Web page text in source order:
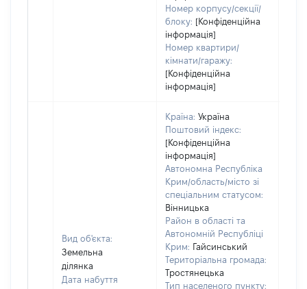
Номер корпусу/секції/
блоку: [Конфіденційна
інформація]
Номер квартири/
кімнати/гаражу:
[Конфіденційна
інформація]
Вид об'єкта:
Земельна
ділянка
Дата набуття
Країна: Україна
Поштовий індекс:
[Конфіденційна
інформація]
Автономна Республіка
Крим/область/місто зі
спеціальним статусом:
Вінницька
Район в області та
Автономній Республіці
Крим: Гайсинський
Територіальна громада:
Тростянецька
Тип населеного пункту: